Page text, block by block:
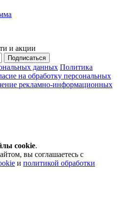
и акции
Подписаться
данных Политика
на обработку персональных
рекламно-информационных
cookie.
вы соглашаетесь с
и политикой обработки